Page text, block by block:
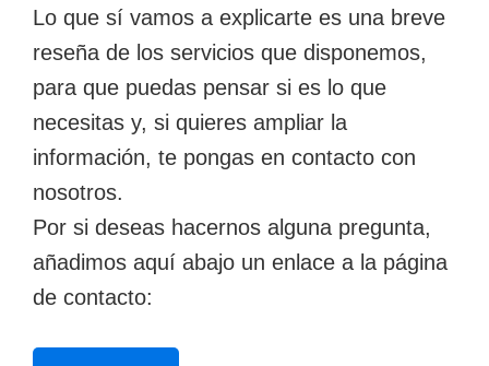
Lo que sí vamos a explicarte es una breve
reseña de los servicios que disponemos,
para que puedas pensar si es lo que
necesitas y, si quieres ampliar la
información, te pongas en contacto con
nosotros.
Por si deseas hacernos alguna pregunta,
añadimos aquí abajo un enlace a la página
de contacto: